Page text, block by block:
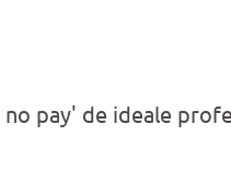
pay' de ideale